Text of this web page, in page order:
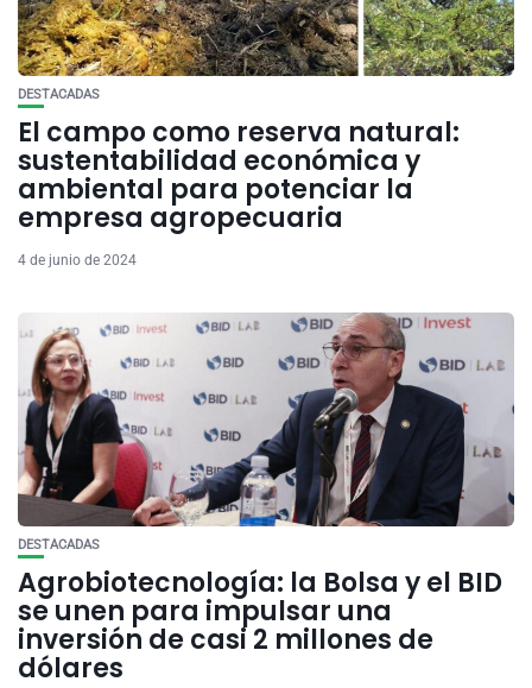
DESTACADAS
El campo como reserva natural:
sustentabilidad económica y
ambiental para potenciar la
empresa agropecuaria
4 de junio de 2024
DESTACADAS
Agrobiotecnología: la Bolsa y el BID
se unen para impulsar una
inversión de casi 2 millones de
dólares